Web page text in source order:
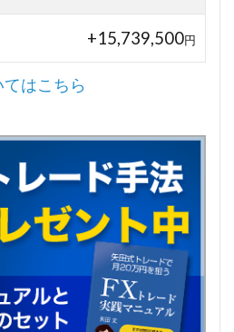
+15,739,500円
はこちら